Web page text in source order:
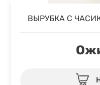
ВЫРУБКА С